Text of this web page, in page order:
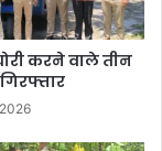
करने वाले तीन